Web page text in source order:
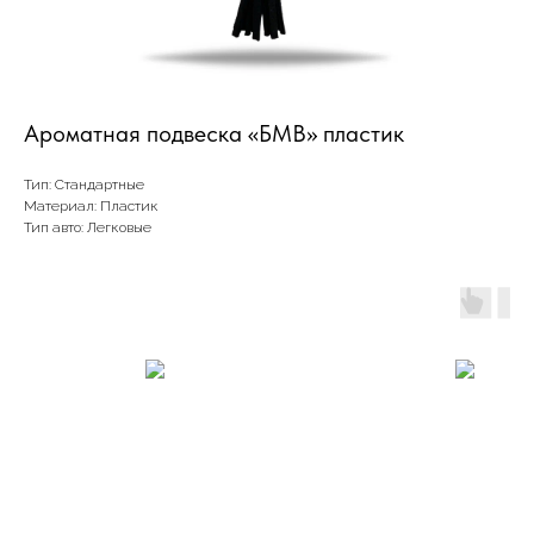
Ароматная подвеска «БМВ» пластик
Тип: Стандартные
Материал: Пластик
Тип авто: Легковые